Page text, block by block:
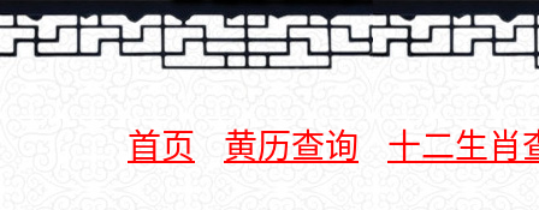
首页 黄历查询 十二生肖